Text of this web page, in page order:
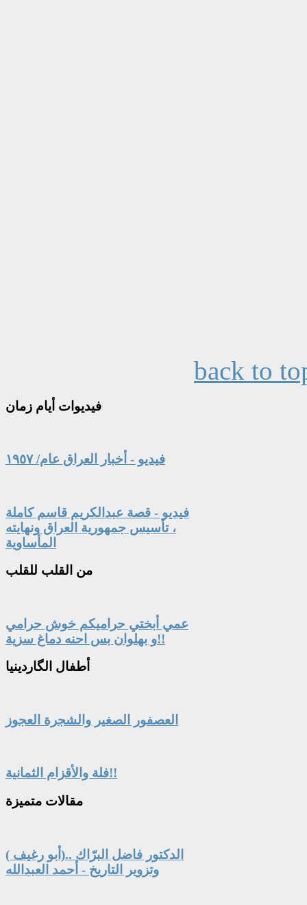
back to
فيديوات أيام زمان
فيديو - أخبار العراق عام/ ١٩٥٧
فيديو - قصة عبدالكريم قاسم كاملة
، تأسيس جمهورية العراق ونهايته
المأساوية
من القلب للقلب
عمي أبختي حراميكم خوش حرامي
و بهلوان بس احنه دماغ سزية!!
أطفال الگاردينيا
العصفور الصغير والشجرة العجوز
فلة والأقزام الثمانية!!
مقالات متميزة
الدكتور فاضل البرّاك ..(أبو رغيف )
وتزوير التاريخ - أحمد العبدالله